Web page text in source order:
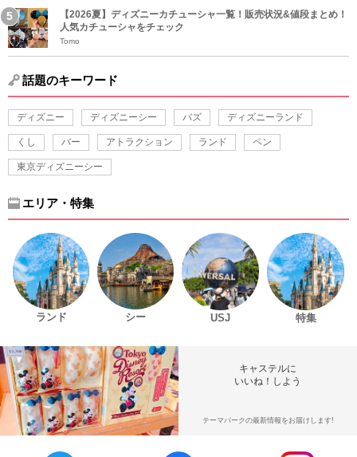
【2026夏】ディズニーカチューシャ一覧！販売状況&値段まとめ！
人気カチューシャをチェック
Tomo
話題のキーワード
ディズニー ディズニーシー バズ ディズニーランド
くし バー アトラクション ランド ペン
東京ディズニーシー
エリア・特集
ランド シー USJ 特集
キャステルに
いいね！しよう
テーマパークの最新情報をお届けします!